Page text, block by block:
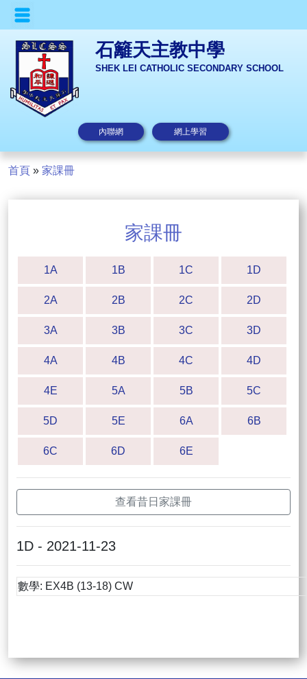
石籬天主教中學
SHEK LEI CATHOLIC SECONDARY SCHOOL
內聯網 網上學習
首頁 » 家課冊
家課冊
1A 1B 1C 1D
2A 2B 2C 2D
3A 3B 3C 3D
4A 4B 4C 4D
4E 5A 5B 5C
5D 5E 6A 6B
6C 6D 6E
查看昔日家課冊
1D - 2021-11-23
數學: EX4B (13-18) CW